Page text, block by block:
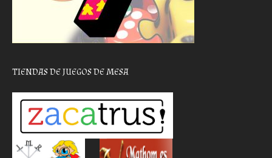
TIENDAS DE JUEGOS DE MESA